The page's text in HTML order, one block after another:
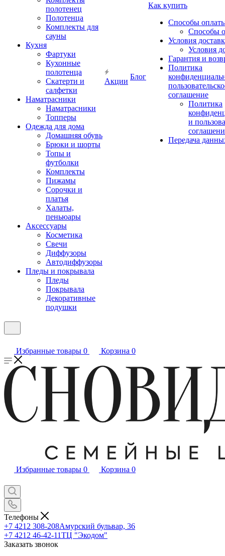
полотенец
Полотенца
Комплекты для
сауны
Кухня
Фартуки
Кухонные
полотенца
Скатерти и
салфетки
Наматрасники
Наматрасники
Топперы
Одежда для дома
Домашняя обувь
Брюки и шорты
Топы и
футболки
Комплекты
Пижамы
Сорочки и
платья
Халаты,
пеньюары
Аксессуары
Косметика
Свечи
Диффузоры
Автодиффузоры
Пледы и покрывала
Пледы
Покрывала
Декоративные
подушки
Акции
Блог
Как купить
Способы
Способы
Условия
Условия
Гарантия и
Политика
соглашение
Политика
и
Передача
Избранные товары 0 Корзина 0
Избранные товары 0 Корзина 0
Телефоны
+7 4212 308-208Амурский бульвар, 36
+7 4212 46-42-11ТЦ "Экодом"
Заказать звонок